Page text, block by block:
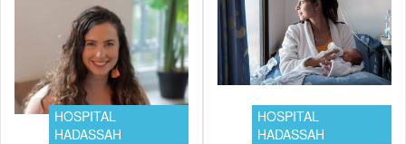
HOSPITAL
HADASSAH
HOSPITAL
HADASSAH